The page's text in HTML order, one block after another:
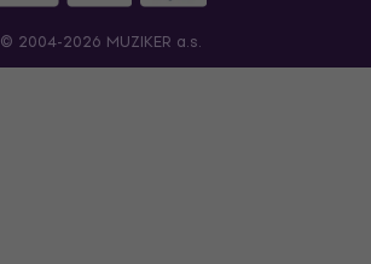
© 2004-2026 MUZIKER a.s.